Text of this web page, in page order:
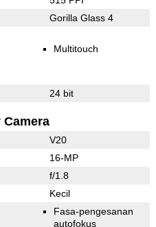
Gorilla Glass 4
Multitouch
24 bit
Camera
V20
16-MP
f/1.8
Kecil
Fasa-pengesanan
autofokus